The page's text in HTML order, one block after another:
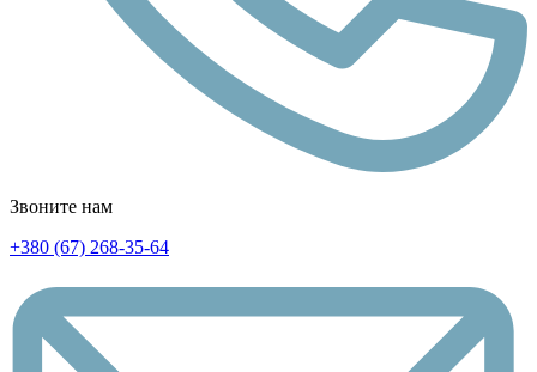
Звоните нам
+380 (67) 268-35-64